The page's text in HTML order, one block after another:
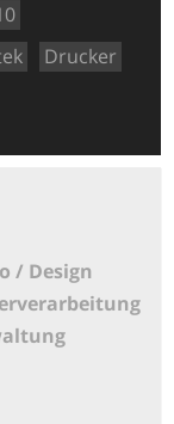
Drucker
/ Design